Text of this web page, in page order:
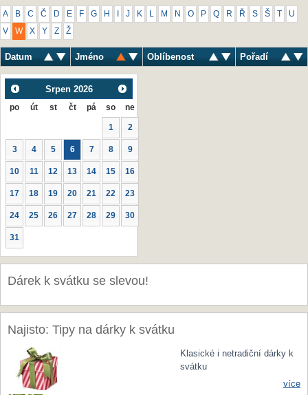
A B C Č D E F G H J K M N O P Q R Ř S Š U
V W X Y Z Ž
Datum Jméno Oblíbenost Pořadí
Srpen 2026
po út st čt pá so ne
1 2
3 4 5 6 7 8 9
10 11 12 13 14 15 16
17 18 19 20 21 22 23
24 25 26 27 28 29 30
31
Dárek k svátku se slevou!
Najisto: Tipy na dárky k svátku
Klasické i netradiční dárky k
svátku
více